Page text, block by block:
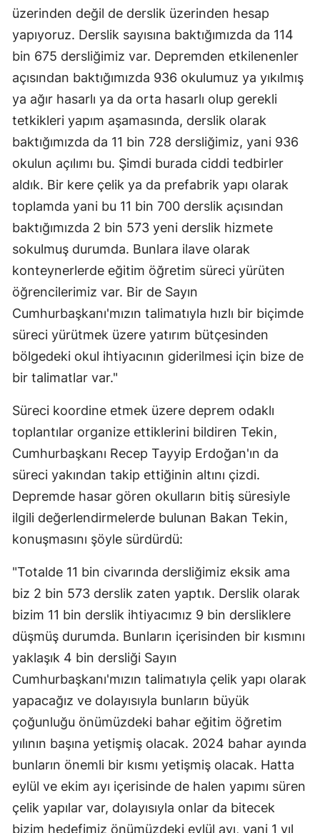
üzerinden değil de derslik üzerinden hesap
yapıyoruz. Derslik sayısına baktığımızda da 114
bin 675 dersliğimiz var. Depremden etkilenenler
açısından baktığımızda 936 okulumuz ya yıkılmış
ya ağır hasarlı ya da orta hasarlı olup gerekli
tetkikleri yapım aşamasında, derslik olarak
baktığımızda da 11 bin 728 dersliğimiz, yani 936
okulun açılımı bu. Şimdi burada ciddi tedbirler
aldık. Bir kere çelik ya da prefabrik yapı olarak
toplamda yani bu 11 bin 700 derslik açısından
baktığımızda 2 bin 573 yeni derslik hizmete
sokulmuş durumda. Bunlara ilave olarak
konteynerlerde eğitim öğretim süreci yürüten
öğrencilerimiz var. Bir de Sayın
Cumhurbaşkanı'mızın talimatıyla hızlı bir biçimde
süreci yürütmek üzere yatırım bütçesinden
bölgedeki okul ihtiyacının giderilmesi için bize de
bir talimatlar var."
Süreci koordine etmek üzere deprem odaklı
toplantılar organize ettiklerini bildiren Tekin,
Cumhurbaşkanı Recep Tayyip Erdoğan'ın da
süreci yakından takip ettiğinin altını çizdi.
Depremde hasar gören okulların bitiş süresiyle
ilgili değerlendirmelerde bulunan Bakan Tekin,
konuşmasını şöyle sürdürdü:
"Totalde 11 bin civarında dersliğimiz eksik ama
biz 2 bin 573 derslik zaten yaptık. Derslik olarak
bizim 11 bin derslik ihtiyacımız 9 bin dersliklere
düşmüş durumda. Bunların içerisinden bir kısmını
yaklaşık 4 bin dersliği Sayın
Cumhurbaşkanı'mızın talimatıyla çelik yapı olarak
yapacağız ve dolayısıyla bunların büyük
çoğunluğu önümüzdeki bahar eğitim öğretim
yılının başına yetişmiş olacak. 2024 bahar ayında
bunların önemli bir kısmı yetişmiş olacak. Hatta
eylül ve ekim ayı içerisinde de halen yapımı süren
çelik yapılar var, dolayısıyla onlar da bitecek
bizim hedefimiz önümüzdeki eylül ayı, yani 1 yıl